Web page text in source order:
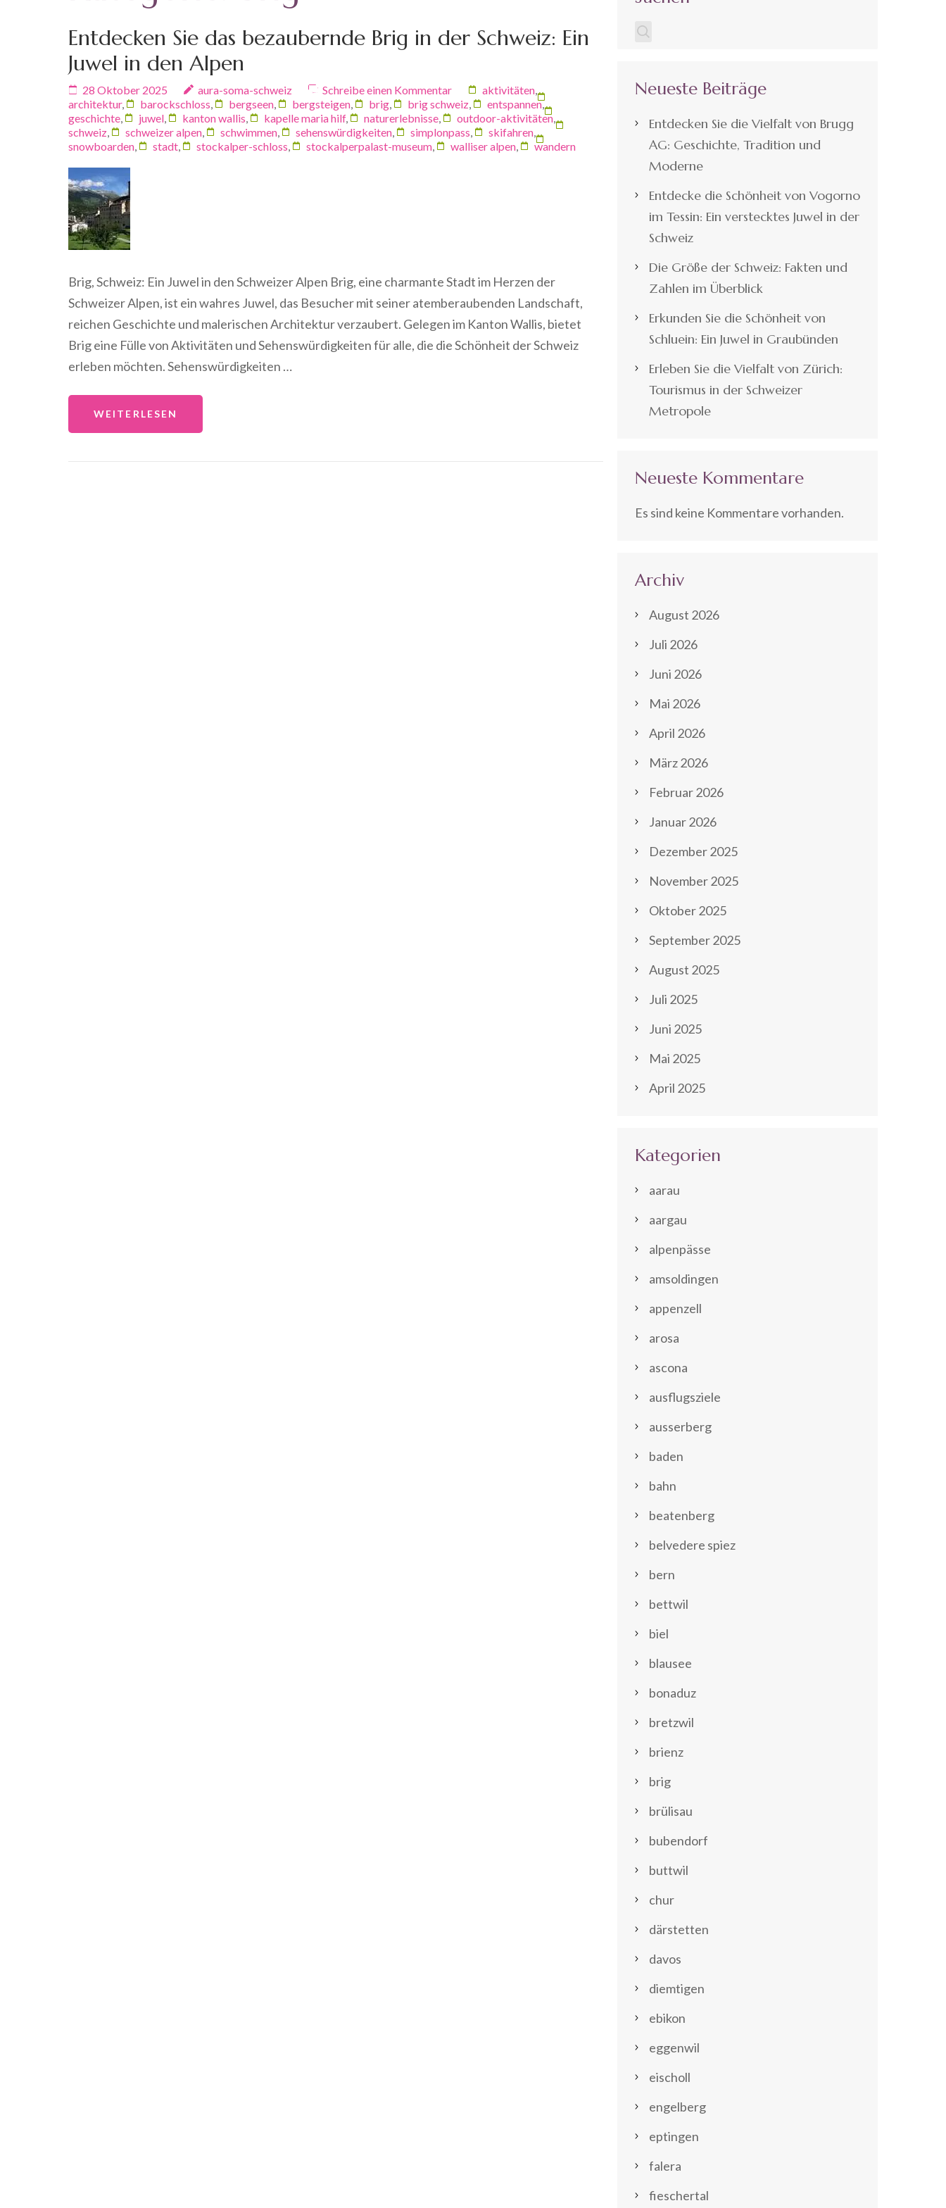
Entdecken Sie das bezaubernde Brig in der Schweiz: Ein
Juwel in den Alpen
28 Oktober 2025 aura-soma-schweiz Schreibe einen Kommentar aktivitäten
architektur, barockschloss bergseen bergsteigen brig brig schweiz entspannen,
geschichte
juwel kanton wallis kapelle maria hilf, naturerlebnisse outdoor-aktivitäten
schweiz
schweizer alpen schwimmen sehenswürdigkeiten simplonpass skifahren
snowboarden
stadt stockalper-schloss stockalperpalast-museum walliser alpen wandern
Brig, Schweiz: Ein Juwel in den Schweizer Alpen Brig, eine charmante Stadt im Herzen der
Schweizer Alpen, ist ein wahres Juwel, das Besucher mit seiner atemberaubenden Landschaft,
reichen Geschichte und malerischen Architektur verzaubert. Gelegen im Kanton Wallis, bietet
Brig eine Fülle von Aktivitäten und Sehenswürdigkeiten für alle, die die Schönheit der Schweiz
erleben möchten. Sehenswürdigkeiten …
WEITERLESEN
Neueste Beiträge
Entdecken Sie die Vielfalt von Brugg
AG: Geschichte, Tradition und
Moderne
Entdecke die Schönheit von Vogorno
im Tessin: Ein verstecktes Juwel in der
Schweiz
Die Größe der Schweiz: Fakten und
Zahlen im Überblick
Erkunden Sie die Schönheit von
Schluein: Ein Juwel in Graubünden
Erleben Sie die Vielfalt von Zürich:
Tourismus in der Schweizer
Metropole
Neueste Kommentare
Es sind keine Kommentare vorhanden.
Archiv
August 2026
Juli 2026
Juni 2026
Mai 2026
April 2026
März 2026
Februar 2026
Januar 2026
Dezember 2025
November 2025
Oktober 2025
September 2025
August 2025
Juli 2025
Juni 2025
Mai 2025
April 2025
Kategorien
aarau
aargau
alpenpässe
amsoldingen
appenzell
arosa
ascona
ausflugsziele
ausserberg
baden
bahn
beatenberg
belvedere spiez
bern
bettwil
biel
blausee
bonaduz
bretzwil
brienz
brig
brülisau
bubendorf
buttwil
chur
därstetten
davos
diemtigen
ebikon
eggenwil
eischoll
engelberg
eptingen
falera
fieschertal